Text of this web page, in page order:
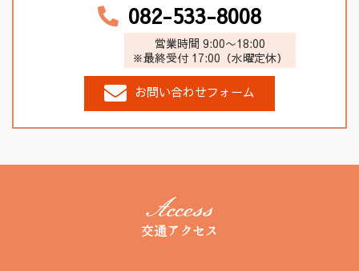
082-533-8008
営業時間 9:00〜18:00
※最終受付 17:00（水曜定休）
お問い合わせフォーム
交通アクセス